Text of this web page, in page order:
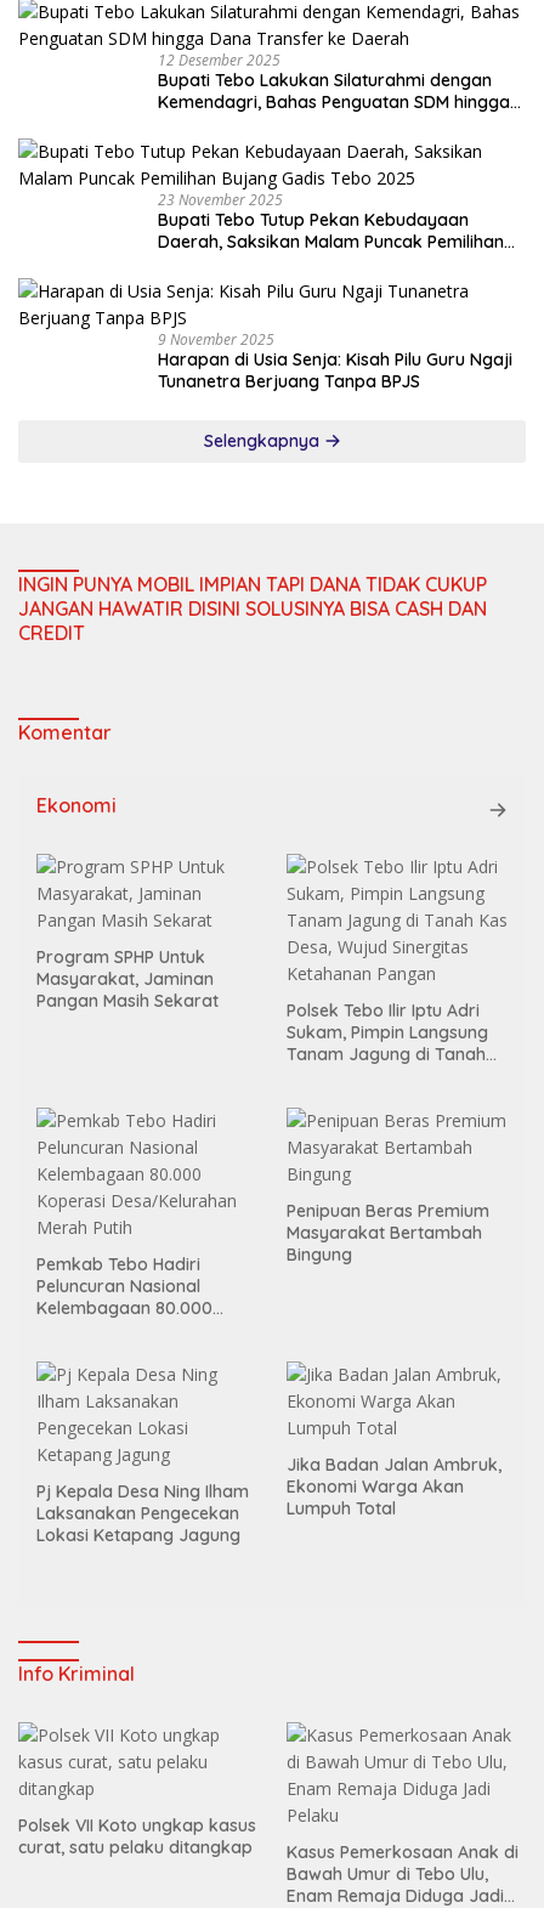
12 Desember 2025
Bupati Tebo Lakukan Silaturahmi dengan
Kemendagri, Bahas Penguatan SDM hingga
23 November 2025
Bupati Tebo Tutup Pekan Kebudayaan
Daerah, Saksikan Malam Puncak Pemilihan
9 November 2025
Harapan di Usia Senja: Kisah Pilu Guru Ngaji
Tunanetra Berjuang Tanpa BPJS
Selengkapnya
INGIN PUNYA MOBIL IMPIAN TAPI DANA TIDAK CUKUP
JANGAN HAWATIR DISINI SOLUSINYA BISA CASH DAN
CREDIT
Komentar
Ekonomi
Program SPHP Untuk
Masyarakat, Jaminan
Pangan Masih Sekarat
Polsek Tebo Ilir Iptu Adri
Sukam, Pimpin Langsung
Tanam Jagung di Tanah
Pemkab Tebo Hadiri
Peluncuran Nasional
Kelembagaan 80.000
Penipuan Beras Premium
Masyarakat Bertambah
Bingung
Pj Kepala Desa Ning Ilham
Laksanakan Pengecekan
Lokasi Ketapang Jagung
Jika Badan Jalan Ambruk,
Ekonomi Warga Akan
Lumpuh Total
Info Kriminal
Polsek VII Koto ungkap kasus
curat, satu pelaku ditangkap
Kasus Pemerkosaan Anak di
Bawah Umur di Tebo Ulu,
Enam Remaja Diduga Jadi